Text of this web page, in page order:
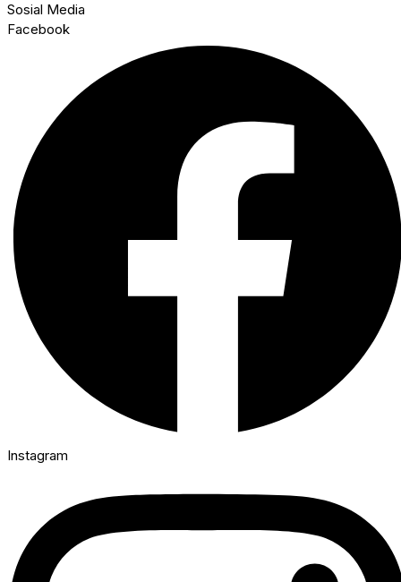
Sosial Media
Facebook
Instagram